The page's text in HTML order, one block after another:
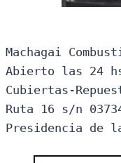
Machagai
Abierto las 24
Cubiertas-
Ruta 16 s/n
Presidencia de